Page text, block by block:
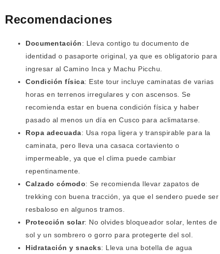
Recomendaciones
Documentación: Lleva contigo tu documento de
identidad o pasaporte original, ya que es obligatorio para
ingresar al Camino Inca y Machu Picchu.
Condición física: Este tour incluye caminatas de varias
horas en terrenos irregulares y con ascensos. Se
recomienda estar en buena condición física y haber
pasado al menos un día en Cusco para aclimatarse.
Ropa adecuada: Usa ropa ligera y transpirable para la
caminata, pero lleva una casaca cortaviento o
impermeable, ya que el clima puede cambiar
repentinamente.
Calzado cómodo: Se recomienda llevar zapatos de
trekking con buena tracción, ya que el sendero puede ser
resbaloso en algunos tramos.
Protección solar: No olvides bloqueador solar, lentes de
sol y un sombrero o gorro para protegerte del sol.
Hidratación y snacks: Lleva una botella de agua